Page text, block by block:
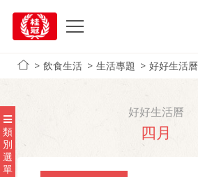
飲食生活 生活專題 好好生活曆
類
別
選
單
好好生活曆
四月